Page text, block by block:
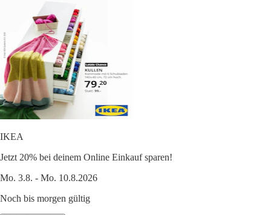
IKEA
Jetzt 20% bei deinem Online Einkauf sparen!
Mo. 3.8. - Mo. 10.8.2026
Noch bis morgen gültig